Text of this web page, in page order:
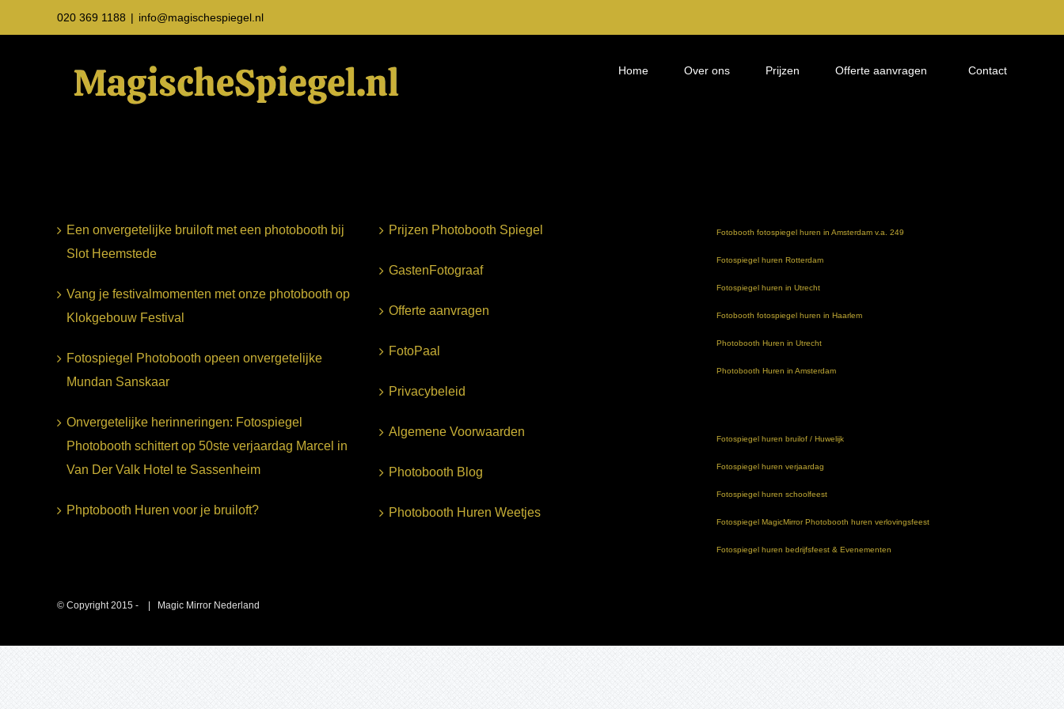
naar
020 369 1188 | info@magischespiegel.nl
Home Over ons Prijzen Offerte aanvragen Contact
Een onvergetelijke bruiloft met een photobooth bij
Slot Heemstede
Vang je festivalmomenten met onze photobooth op
Klokgebouw Festival
Fotospiegel Photobooth opeen onvergetelijke
Mundan Sanskaar
Onvergetelijke herinneringen: Fotospiegel
Photobooth schittert op 50ste verjaardag Marcel in
Van Der Valk Hotel te Sassenheim
Phptobooth Huren voor je bruiloft?
Prijzen Photobooth Spiegel
GastenFotograaf
Offerte aanvragen
FotoPaal
Privacybeleid
Algemene Voorwaarden
Photobooth Blog
Photobooth Huren Weetjes
Fotobooth fotospiegel huren in Amsterdam v.a. 249
Fotospiegel huren Rotterdam
Fotospiegel huren in Utrecht
Fotobooth fotospiegel huren in Haarlem
Photobooth Huren in Utrecht
Photobooth Huren in Amsterdam
Fotospiegel huren bruilof / Huwelijk
Fotospiegel huren verjaardag
Fotospiegel huren schoolfeest
Fotospiegel MagicMirror Photobooth huren verlovingsfeest
Fotospiegel huren bedrijfsfeest & Evenementen
© Copyright 2015 - | Magic Mirror Nederland